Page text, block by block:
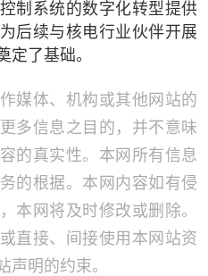
制系统的数字化转型提供
后续与核电行业伙伴开展
定了基础。
媒体、机构或其他网站的
多信息之目的，并不意味
的真实性。本网所有信息
的根据。本网内容如有侵
本网将及时修改或删除。
直接、间接使用本网站资
声明的约束。